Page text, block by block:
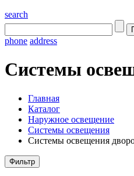
search
phone address
Системы
Главная
Каталог
Наружное освещение
Системы освещения
Системы освещения